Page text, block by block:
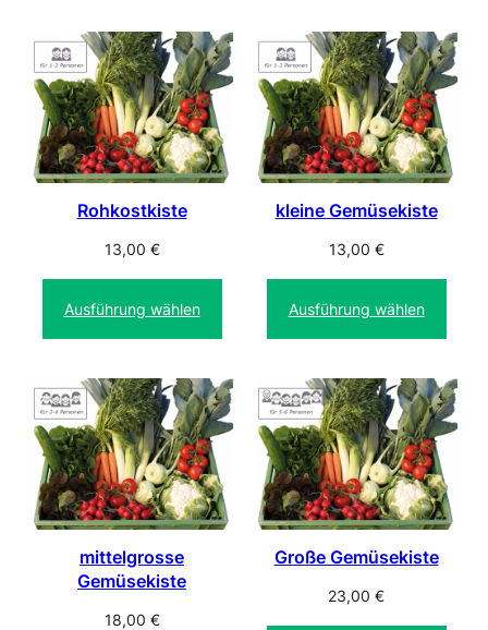
Rohkostkiste
13,00 €
Ausführung wählen
kleine Gemüsekiste
13,00 €
Ausführung wählen
mittelgrosse
Gemüsekiste
18,00 €
Große Gemüsekiste
23,00 €